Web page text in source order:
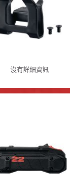
沒有詳細資訊